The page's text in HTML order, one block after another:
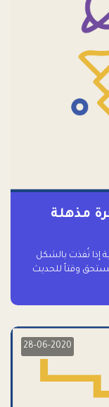
مذهلة
إذا نُفذت بالشكل
تستحق وقتاً للحديث
28-06-2020